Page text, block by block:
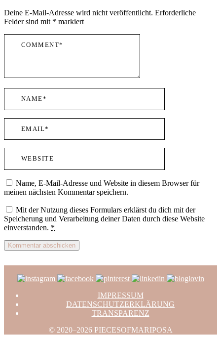
Deine E-Mail-Adresse wird nicht veröffentlicht. Erforderliche
Felder sind mit * markiert
Name, E-Mail-Adresse und Website in diesem Browser für
meinen nächsten Kommentar speichern.
Mit der Nutzung dieses Formulars erklärst du dich mit der
Speicherung und Verarbeitung deiner Daten durch diese Website
einverstanden. *
IMPRESSUM
DATENSCHUTZERKLÄRUNG
TRANSPARENZ
© 2020–2026 PIECESOFMARIPOSA